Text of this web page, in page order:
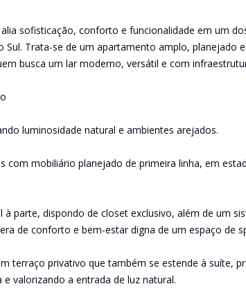
sofisticação, conforto e funcionalidade em um
Sul. Trata-se de um apartamento amplo, planejado
busca um lar moderno, versátil e com
luminosidade natural e ambientes arejados.
com mobiliário planejado de primeira linha, em
à parte, dispondo de closet exclusivo, além de um
de conforto e bem-estar digna de um espaço de
terraço privativo que também se estende à suíte,
valorizando a entrada de luz natural.